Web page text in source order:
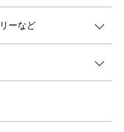
ーなど